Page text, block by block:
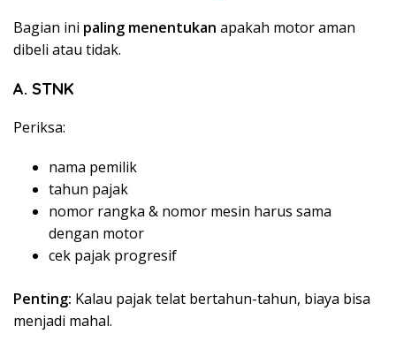
Bagian ini paling menentukan apakah motor aman
dibeli atau tidak.
A. STNK
Periksa:
nama pemilik
tahun pajak
nomor rangka & nomor mesin harus sama
dengan motor
cek pajak progresif
Penting: Kalau pajak telat bertahun-tahun, biaya bisa
menjadi mahal.